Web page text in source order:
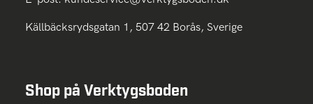
Källbäcksrydsgatan 1, 507 42 Borås, Sverige
Shop på Verktygsboden